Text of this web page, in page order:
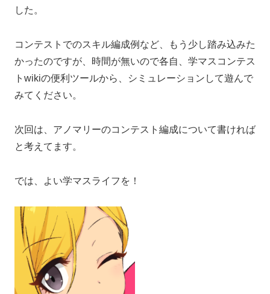
した。
コンテストでのスキル編成例など、もう少し踏み込みた
かったのですが、時間が無いので各自、学マスコンテス
トwikiの便利ツールから、シミュレーションして遊んで
みてください。
次回は、アノマリーのコンテスト編成について書ければ
と考えてます。
では、よい学マスライフを！